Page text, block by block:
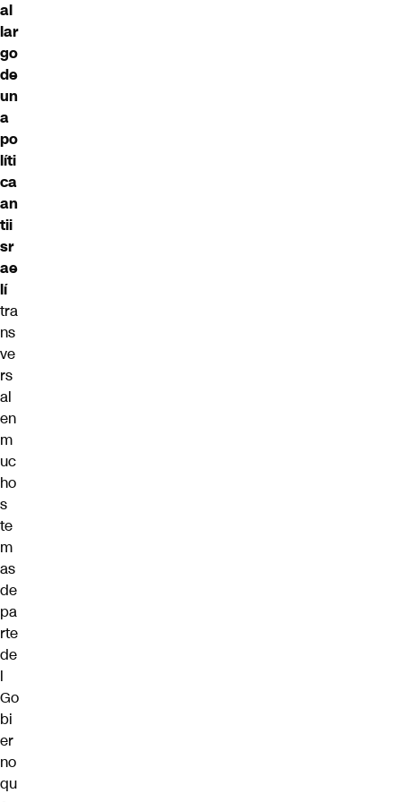
al
lar
go
de
un
a
po
líti
ca
an
tii
sr
ae
lí
tra
ns
ve
rs
al
en
m
uc
ho
s
te
m
as
de
pa
rte
de
l
Go
bi
er
no
qu